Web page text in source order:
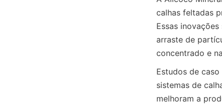
calhas feltadas
Essas
arraste de
Estudos de
sistemas de
melhoram a